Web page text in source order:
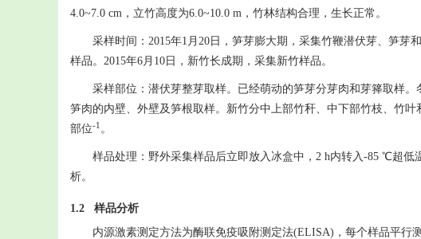
4.0~7.0 cm，立竹高度为6.0~10.0 m，竹林结构合理，生长正常。
采样时间：2015年1月20日，笋芽膨大期，采集竹鞭潜伏芽、笋芽
样品。2015年6月10日，新竹长成期，采集新竹样品。
采样部位：潜伏芽整芽取样。已经萌动的笋芽分芽肉和芽箨取样
笋肉的内壁、外壁及笋根取样。新竹分中上部竹秆、中下部竹枝、竹
部位-1 。
样品处理：野外采集样品后立即放入冰盒中，2 h内转入-85 ℃超
析。
1.2 样品分析
内源激素测定方法为酶联免疫吸附测定法(ELISA)，每个样品平行